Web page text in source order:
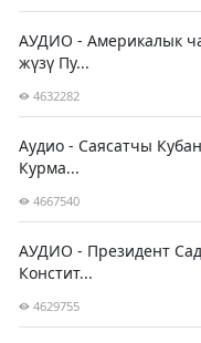
АУДИО - Америкалык
жүзү Пу...
4632282
Аудио - Саясатчы
Курма...
4667540
АУДИО - Президент
Констит...
4629755